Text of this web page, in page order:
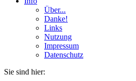
Über...
Danke!
Links
Nutzung
Impressum
Datenschutz
Sie sind hier: